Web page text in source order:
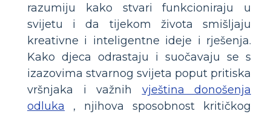
razumiju kako stvari funkcioniraju u
svijetu i da tijekom života smišljaju
kreativne i inteligentne ideje i rješenja.
Kako djeca odrastaju i suočavaju se s
izazovima stvarnog svijeta poput pritiska
vršnjaka i važnih vještina donošenja
odluka , njihova sposobnost kritičkog